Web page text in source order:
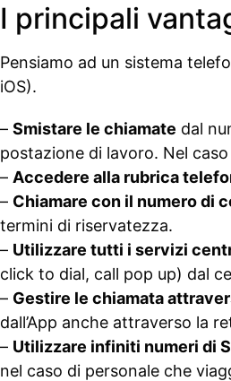
I principali
Pensiamo ad un sistema
iOS).
– Smistare le chiamate dal
postazione di lavoro. Nel
– Accedere alla rubrica
– Chiamare con il numero di
termini di riservatezza.
– Utilizzare tutti i servizi
click to dial, call pop up) dal
– Gestire le chiamata
dall’App anche attraverso la
– Utilizzare infiniti numeri di
nel caso di personale che